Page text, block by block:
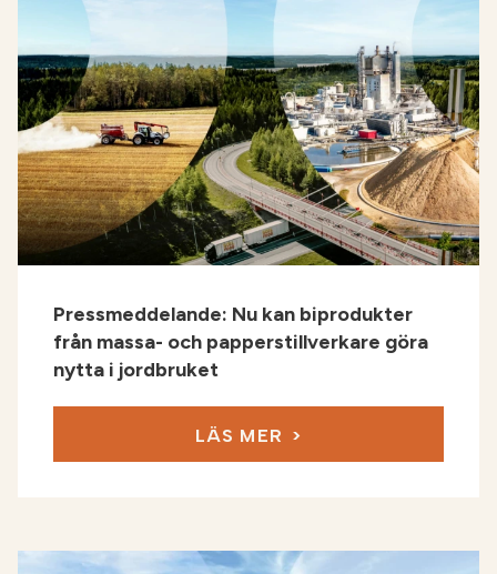
Pressmeddelande: Nu kan biprodukter
från massa- och papperstillverkare göra
nytta i jordbruket
LÄS MER